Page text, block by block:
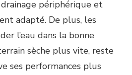
périphérique et
adapté. De plus, les
l’eau dans la bonne
sèche plus vite, reste
ses performances plus